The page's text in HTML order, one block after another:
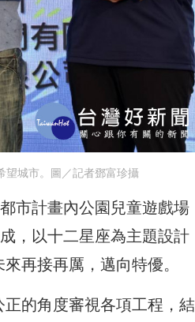
望城市。圖／記者鄧富珍攝
市計畫內公園兒童遊戲場
，以十二星座為主題設計
再接再厲，邁向特優。
的角度審視各項工程，結